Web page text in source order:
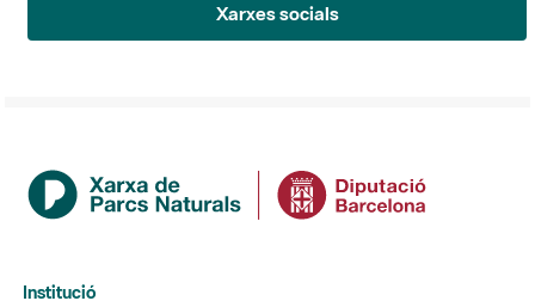
Xarxes socials
Institució